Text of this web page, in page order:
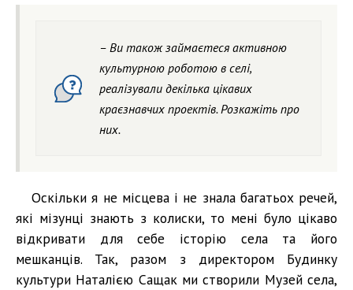
– Ви також займаєтеся активною
культурною роботою в селі,
реалізували декілька цікавих
краєзнавчих проектів. Розкажіть про
них.
Оскільки я не місцева і не знала багатьох речей,
які мізунці знають з колиски, то мені було цікаво
відкривати для себе історію села та його
мешканців. Так, разом з директором Будинку
культури Наталією Сащак ми створили Музей села,